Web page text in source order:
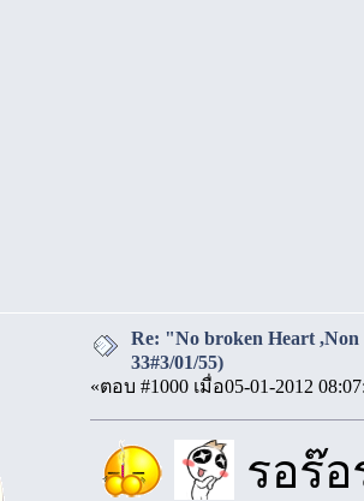
Re: "No broken Heart
33#3/01/55)
«ตอบ #1000 เมื่อ05-01-2012
รอร๊